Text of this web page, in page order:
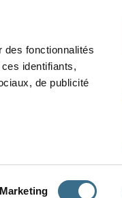
des fonctionnalités
identifiants,
de publicité
Marketing